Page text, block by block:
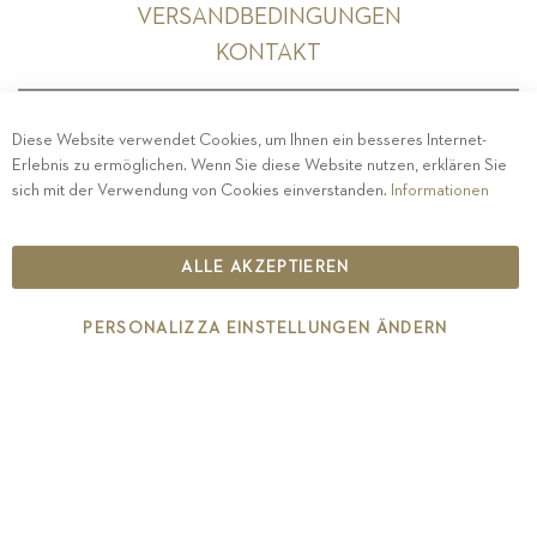
VERSANDBEDINGUNGEN
KONTAKT
PRIVACY-IMPRESSUM- COOKIE POLICY-
ETHISCHER KODEX
IT00126670215
Diese Website verwendet Cookies, um Ihnen ein besseres Internet-
Erlebnis zu ermöglichen. Wenn Sie diese Website nutzen, erklären Sie
sich mit der Verwendung von Cookies einverstanden. Informationen
ALLE AKZEPTIEREN
PERSONALIZZA EINSTELLUNGEN ÄNDERN